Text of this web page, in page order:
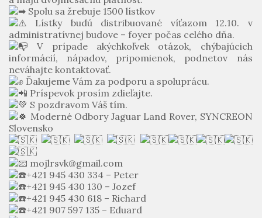
Spolu sa žrebuje 1500 lístkov
Lístky budú distribuované víťazom 12.10. v
administratívnej budove – foyer počas celého dňa.
V prípade akýchkoľvek otázok, chýbajúcich
informácií, nápadov, pripomienok, podnetov nás
neváhajte kontaktovať.
Ďakujeme Vám za podporu a spoluprácu.
Príspevok prosím zdieľajte.
S pozdravom Váš tím.
Moderné Odbory Jaguar Land Rover, SYNCREON
Slovensko
️
️️ ️
mojlrsvk@gmail.com
+421 945 430 334 – Peter
+421 945 430 130 – Jozef
+421 945 430 618 – Richard
+421 907 597 135 – Eduard